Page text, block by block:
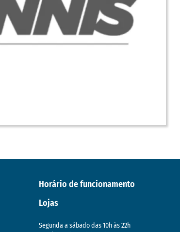
Horário de funcionamento
Lojas
Segunda a sábado das 10h às 22h